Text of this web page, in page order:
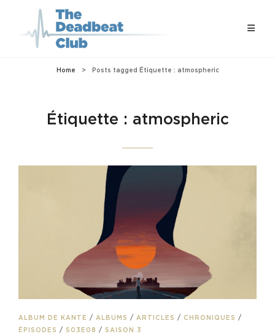
Home > Posts tagged Étiquette : atmospheric
Étiquette : atmospheric
CAT
LINKS
ALBUM DE KANTE / ALBUMS / ARTICLES / CHRONIQUES /
ÉPISODES / S03E08 / SAISON 3